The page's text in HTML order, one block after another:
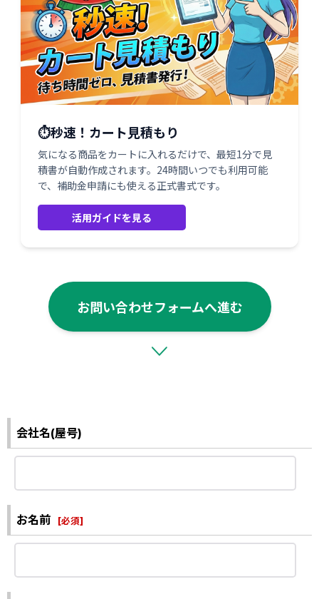
⏱️秒速！カート見積もり
気になる商品をカートに入れるだけで、最短1分で見
積書が自動作成されます。24時間いつでも利用可能
で、補助金申請にも使える正式書式です。
活用ガイドを見る
お問い合わせフォームへ進む
会社名(屋号)
お名前 [必須]